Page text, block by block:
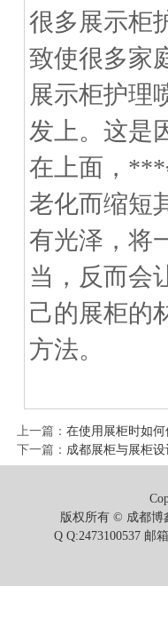
很多展示柜
致使很多家
展示柜护理
发上。这是
在上面，***
老化而缩短
有光泽，将
当，反而会
己的展柜的
方法。
上一篇 ： 在使用展柜时如
下一篇 ： 成都展柜与展柜
版权所有 © 成都博
Q Q:2473100537 邮